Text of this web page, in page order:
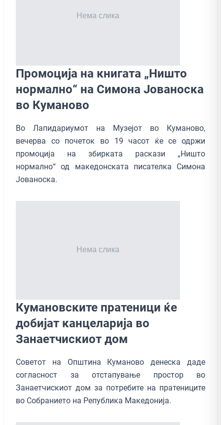
Промоција на книгата „Ништо
нормално“ на Симона Јованоска
во Куманово
Во Лапидариумот на Музејот во Куманово,
вечерва со почеток во 19 часот ќе се одржи
промоција на збирката раскази „Ништо
нормално“ од македонската писателка Симона
Јованоска.
Кумановските пратеници ќе
добијат канцеларија во
Занаетчискиот дом
Советот на Општина Куманово денеска даде
согласност за отстапување простор во
Занаетчискиот дом за потребите на пратениците
во Собранието на Република Македонија.